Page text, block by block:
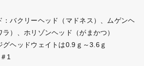
：バクリーヘッド（マドネス）、ムゲンヘ
）、ホリゾンヘッド（がまかつ）
ヘッドウェイトは0.9ｇ～3.6ｇ
1